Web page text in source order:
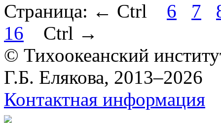
Страница: ← Ctrl 6 7
16
Ctrl →
© Тихоокеанский
Г.Б. Елякова, 2013–2026
Контактная информация